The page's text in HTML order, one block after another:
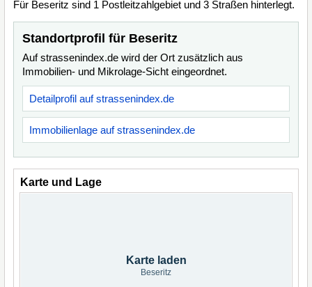
Für Beseritz sind 1 Postleitzahlgebiet und 3 Straßen hinterlegt.
Standortprofil für Beseritz
Auf strassenindex.de wird der Ort zusätzlich aus
Immobilien- und Mikrolage-Sicht eingeordnet.
Detailprofil auf strassenindex.de
Immobilienlage auf strassenindex.de
Karte und Lage
Karte laden
Beseritz